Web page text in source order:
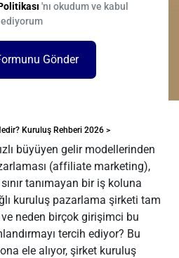
'nı okudum ve kabul
ediyorum
Gönder
Kuruluş Rehberi 2026 >
büyüyen gelir modellerinden
(affiliate marketing),
tanımayan bir iş koluna
kuruluş pazarlama şirketi tam
neden birçok girişimci bu
tercih ediyor? Bu
ele alıyor, şirket kuruluş